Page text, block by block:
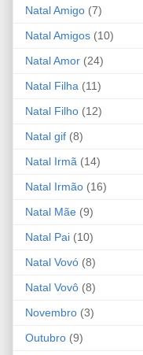
Natal Amigo (7)
Natal Amigos (10)
Natal Amor (24)
Natal Filha (11)
Natal Filho (12)
Natal gif (8)
Natal Irmã (14)
Natal Irmão (16)
Natal Mãe (9)
Natal Pai (10)
Natal Vovó (8)
Natal Vovô (8)
Novembro (3)
Outubro (9)